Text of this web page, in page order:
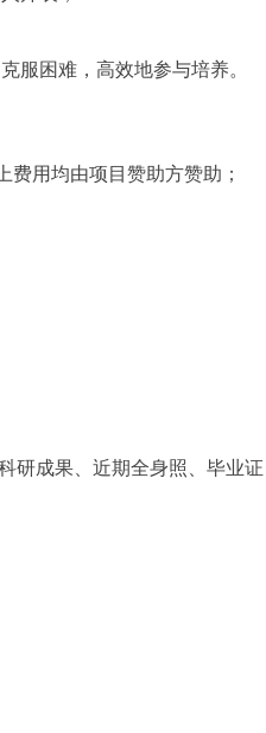
服困难，高效地参与培养。
用均由项目赞助方赞助；
研成果、近期全身照、毕业证